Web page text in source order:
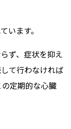
います。
ず、症状を抑え
て行わなければ
定期的な心臓